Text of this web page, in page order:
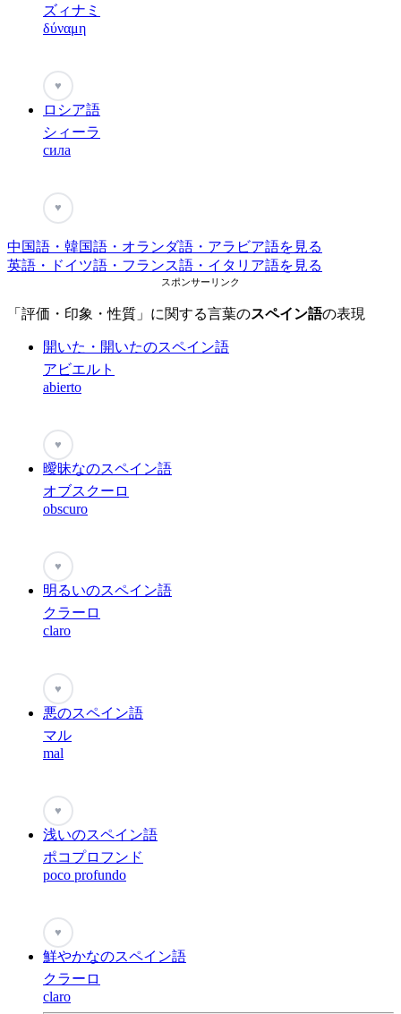
ズィナミ
δύναμη
♥
ロシア語
シィーラ
сила
♥
中国語・韓国語・オランダ語・アラビア語を見る
英語・ドイツ語・フランス語・イタリア語を見る
スポンサーリンク
「評価・印象・性質」に関する言葉のスペイン語の表現
開いた・開いたのスペイン語
アビエルト
abierto
♥
曖昧なのスペイン語
オブスクーロ
obscuro
♥
明るいのスペイン語
クラーロ
claro
♥
悪のスペイン語
マル
mal
♥
浅いのスペイン語
ポコプロフンド
poco profundo
♥
鮮やかなのスペイン語
クラーロ
claro